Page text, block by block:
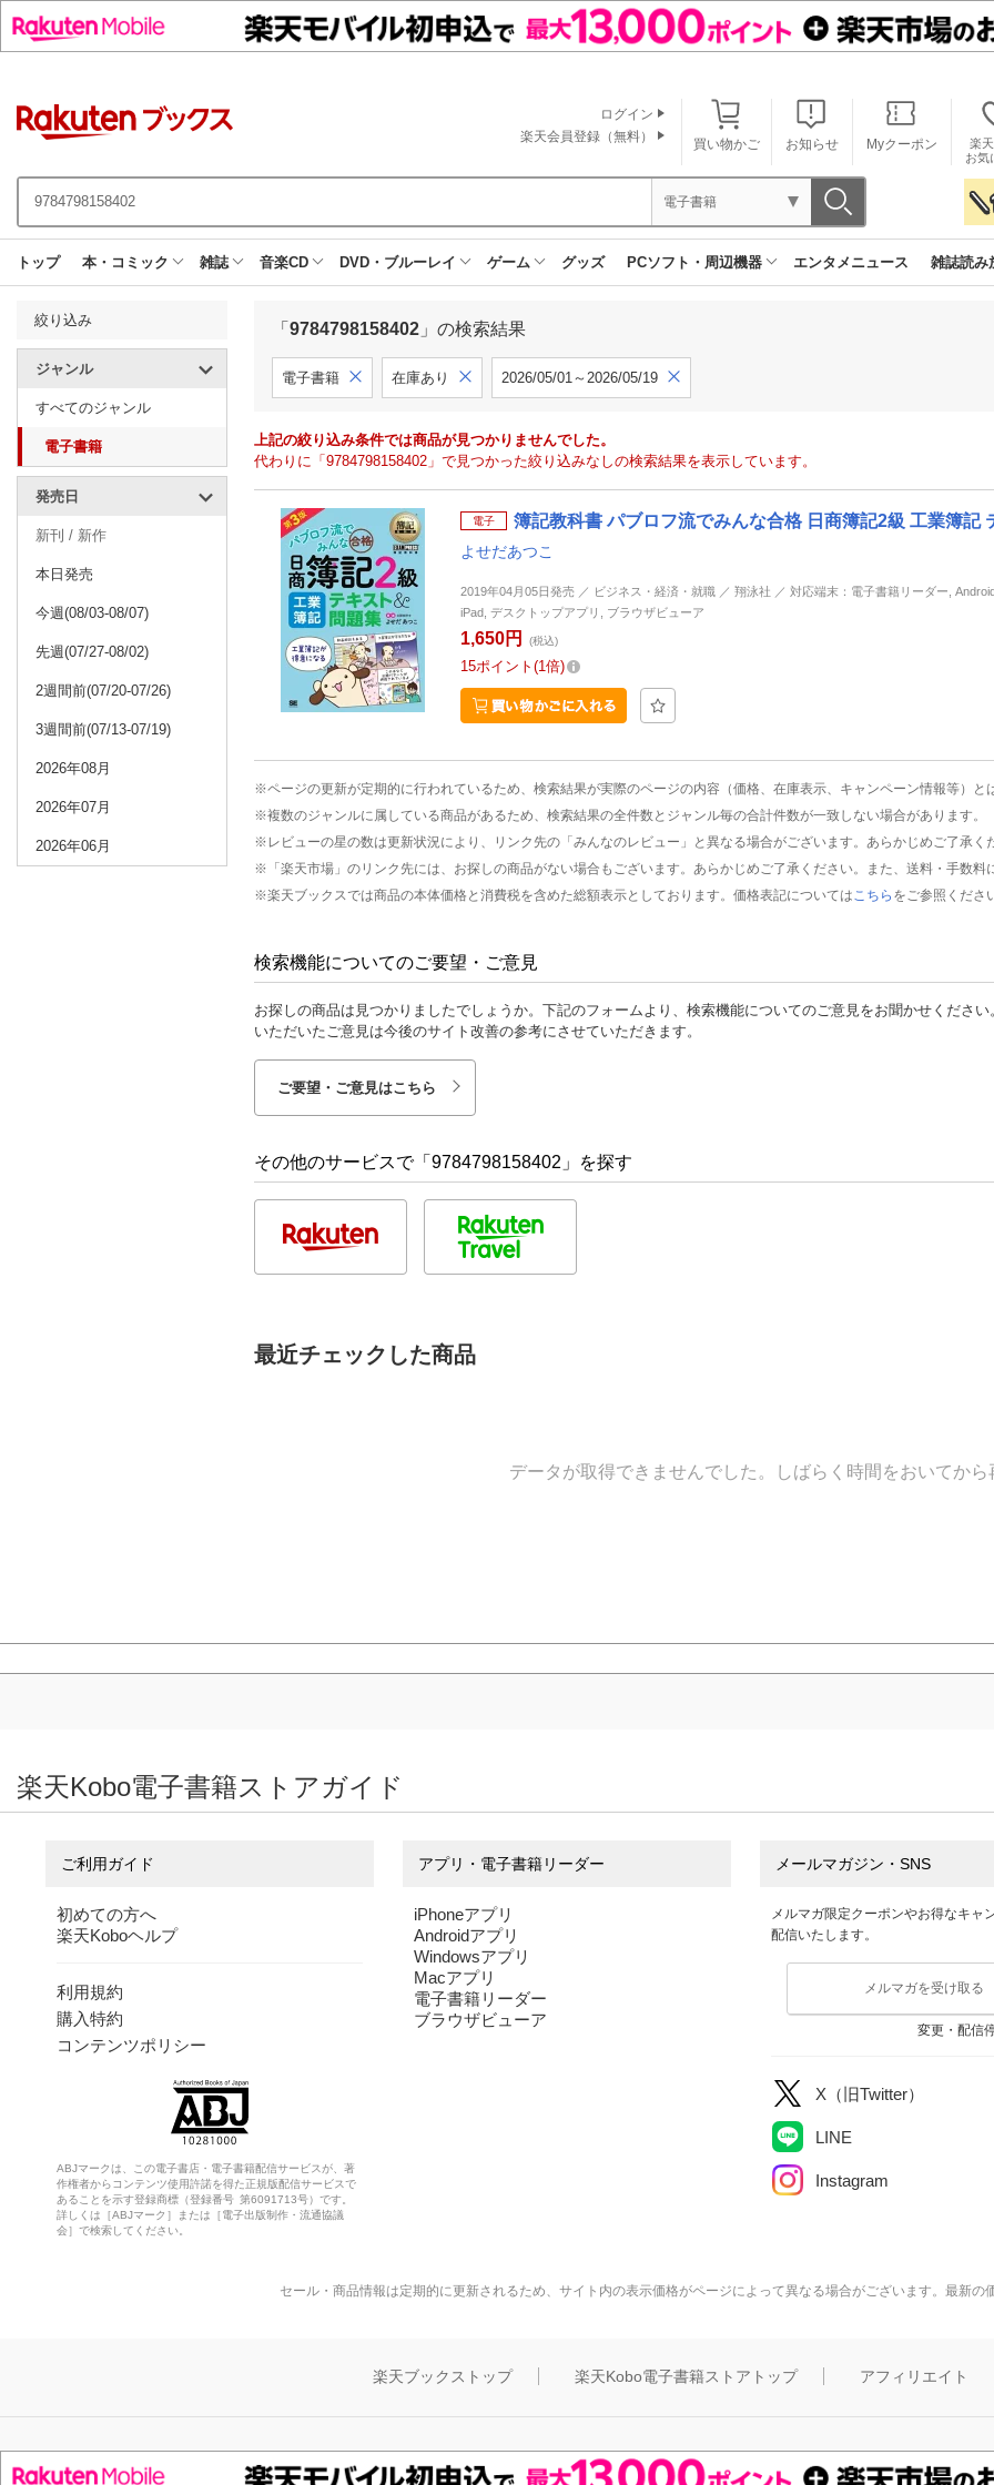
買い物かご お知らせ Myクーポン
楽
お気
ログイン
楽天会員登録（無料）
電子書籍
トップ 本・コミック 雑誌 音楽CD DVD・ブルーレイ ゲーム グッズ PCソフト・周辺機器 エンタメニュース 雑誌読み
絞り込み
ジャンル
すべてのジャンル
電子書籍
発売日
新刊 / 新作
本日発売
今週(08/03-08/07)
先週(07/27-08/02)
2週間前(07/20-07/26)
3週間前(07/13-07/19)
2026年08月
2026年07月
2026年06月
「 9784798158402 」の検索結果
電子書籍 在庫あり 2026/05/01～2026/05/19
上記の絞り込み条件では商品が見つかりませんでした。
代わりに「9784798158402」で見つかった絞り込みなしの検索結果を表示しています。
電子 簿記教科書 パブロフ流でみんな合格 日商簿記2級 工業簿記
よせだあつこ
2019年04月05日発売 ／ ビジネス・経済・就職 ／ 翔泳社 ／ 対応端末：電子書籍リーダー,
iPad, デスクトップアプリ, ブラウザビューア
1,650円 (税込)
15ポイント 1倍
※ページの更新が定期的に行われているため、検索結果が実際のページの内容（価格、在庫表示、キャンペーン情報等）と
※複数のジャンルに属している商品があるため、検索結果の全件数とジャンル毎の合計件数が一致しない場合があります。
※レビューの星の数は更新状況により、リンク先の「みんなのレビュー」と異なる場合がございます。あらかじめご了承く
※「楽天市場」のリンク先には、お探しの商品がない場合もございます。あらかじめご了承ください。また、送料・手数料
※楽天ブックスでは商品の本体価格と消費税を含めた総額表示としております。価格表記については こちら をご参照くださ
検索機能についてのご要望・ご意見
お探しの商品は見つかりましたでしょうか。下記のフォームより、検索機能についてのご意見をお聞かせください
いただいたご意見は今後のサイト改善の参考にさせていただきます。
ご要望・ご意見はこちら
その他のサービスで「9784798158402」を探す
最近チェックした商品
データが取得できませんでした。しばらく時間をおいてから
楽天Kobo電子書籍ストアガイド
ご利用ガイド
初めての方へ
楽天Koboヘルプ
利用規約
購入特約
コンテンツポリシー
ABJマークは、この電子書店・電子書籍配信サービスが、著
作権者からコンテンツ使用許諾を得た正規版配信サービスで
あることを示す登録商標（登録番号 第6091713号）です。
詳しくは［ABJマーク］または［電子出版制作・流通協議
会］で検索してください。
アプリ・電子書籍リーダー
iPhoneアプリ
Androidアプリ
Windowsアプリ
Macアプリ
電子書籍リーダー
ブラウザビューア
メールマガジン・SNS
メルマガ限定クーポンやお得なキャ
配信いたします。
メルマガを受け取る
変更・配信
X（旧Twitter）
LINE
Instagram
セール・商品情報は定期的に更新されるため、サイト内の表示価格がページによって異なる場合がございます。最新の
楽天ブックストップ 楽天Kobo電子書籍ストアトップ アフィリエイト